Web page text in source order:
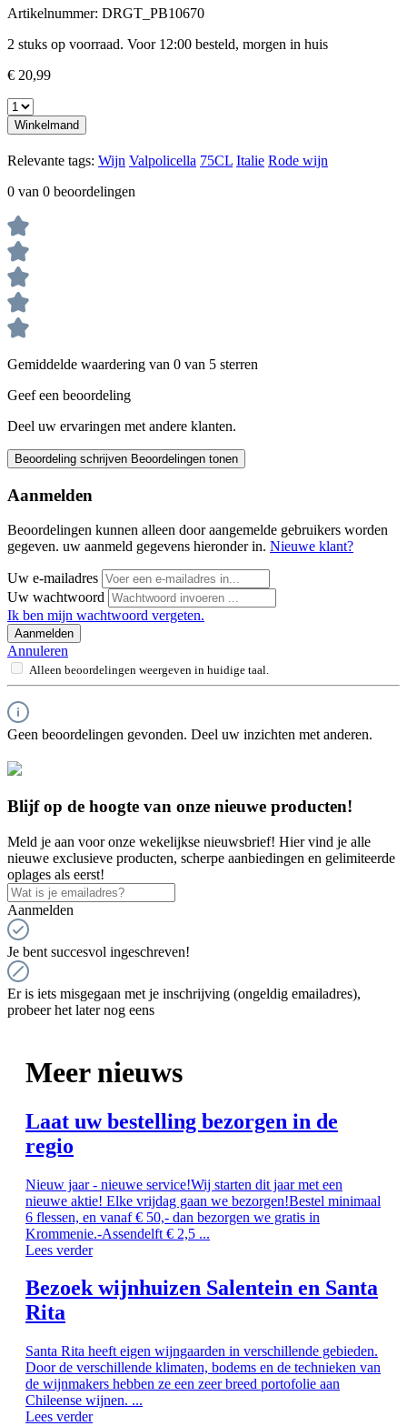
Artikelnummer: DRGT_PB10670
2 stuks op voorraad. Voor 12:00 besteld, morgen in huis
€ 20,99
Winkelmand
Relevante tags: Wijn Valpolicella 75CL Italie Rode wijn
0 van 0 beoordelingen
Gemiddelde waardering van 0 van 5 sterren
Geef een beoordeling
Deel uw ervaringen met andere klanten.
Beoordeling schrijven Beoordelingen tonen
Aanmelden
Beoordelingen kunnen alleen door aangemelde gebruikers worden
gegeven. uw aanmeld gegevens hieronder in. Nieuwe klant?
Uw e-mailadres
Uw wachtwoord
Ik ben mijn wachtwoord vergeten.
Aanmelden
Annuleren
Alleen beoordelingen weergeven in huidige taal.
Geen beoordelingen gevonden. Deel uw inzichten met anderen.
Blijf op de hoogte van onze nieuwe producten!
Meld je aan voor onze wekelijkse nieuwsbrief! Hier vind je alle
nieuwe exclusieve producten, scherpe aanbiedingen en gelimiteerde
oplages als eerst!
Aanmelden
Je bent succesvol ingeschreven!
Er is iets misgegaan met je inschrijving (ongeldig emailadres),
probeer het later nog eens
Meer nieuws
Laat uw bestelling bezorgen in de
regio
Nieuw jaar - nieuwe service!Wij starten dit jaar met een
nieuwe aktie! Elke vrijdag gaan we bezorgen!Bestel minimaal
6 flessen, en vanaf € 50,- dan bezorgen we gratis in
Krommenie.-Assendelft € 2,5 ...
Lees verder
Bezoek wijnhuizen Salentein en Santa
Rita
Santa Rita heeft eigen wijngaarden in verschillende gebieden.
Door de verschillende klimaten, bodems en de technieken van
de wijnmakers hebben ze een zeer breed portofolie aan
Chileense wijnen. ...
Lees verder